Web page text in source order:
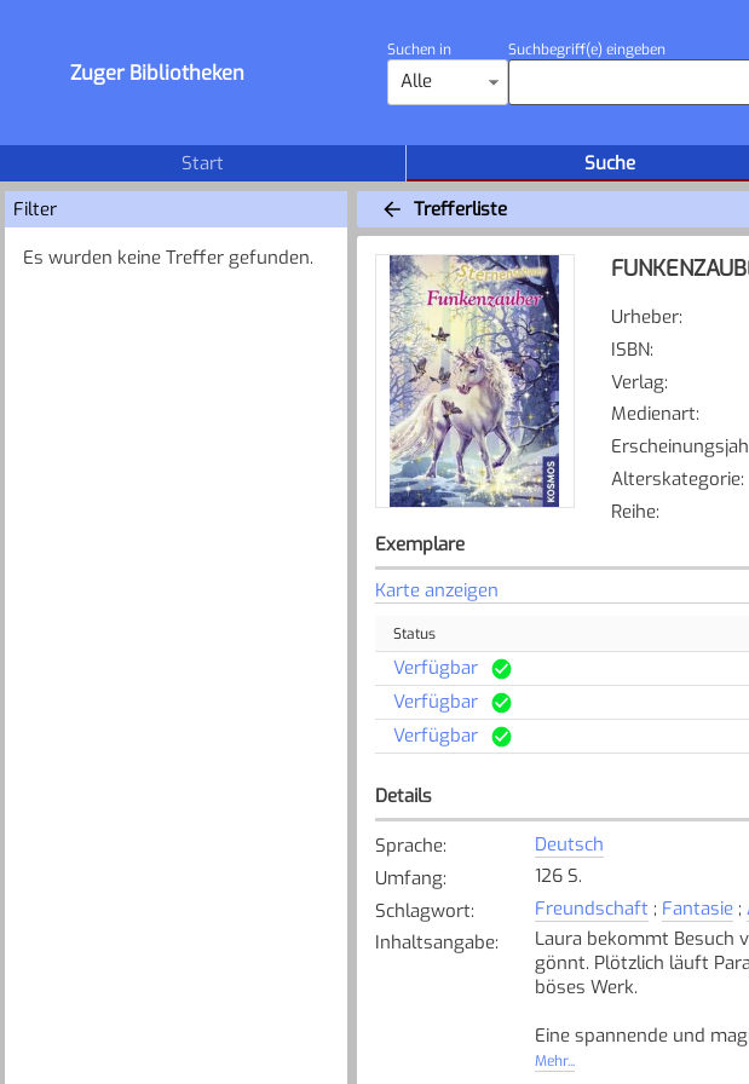
Zuger Bibliotheken
Suchen in
Alle
Suchbegriff(e) eingeben
Start Suche
Filter
Es wurden keine Treffer gefunden.
Trefferliste
Urheber:
ISBN:
Verlag:
Medienart:
Alterskategorie:
Reihe:
Exemplare
Karte anzeigen
Status
Verfügbar
Verfügbar
Verfügbar
Details
Sprache:
Deutsch
Umfang:
126 S.
Schlagwort: Freundschaft ; Fantasie;
Inhaltsangabe:
Laura bekommt Besuch
gönnt. Plötzlich läuft
böses Werk.
Eine spannende und
[Quelle: Buchhaus.ch,
Mehr...